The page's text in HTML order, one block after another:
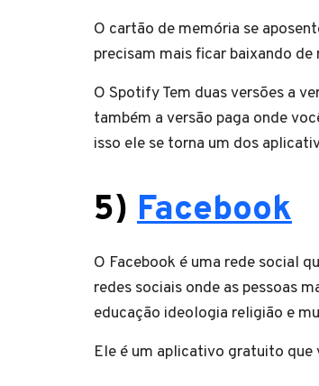
O cartão de memória se
precisam mais ficar baixando
O Spotify Tem duas versões a
também a versão paga onde
isso ele se torna um dos
5) Facebook
O Facebook é uma rede social
redes sociais onde as pessoas
educação ideologia religião e
Ele é um aplicativo gratuito